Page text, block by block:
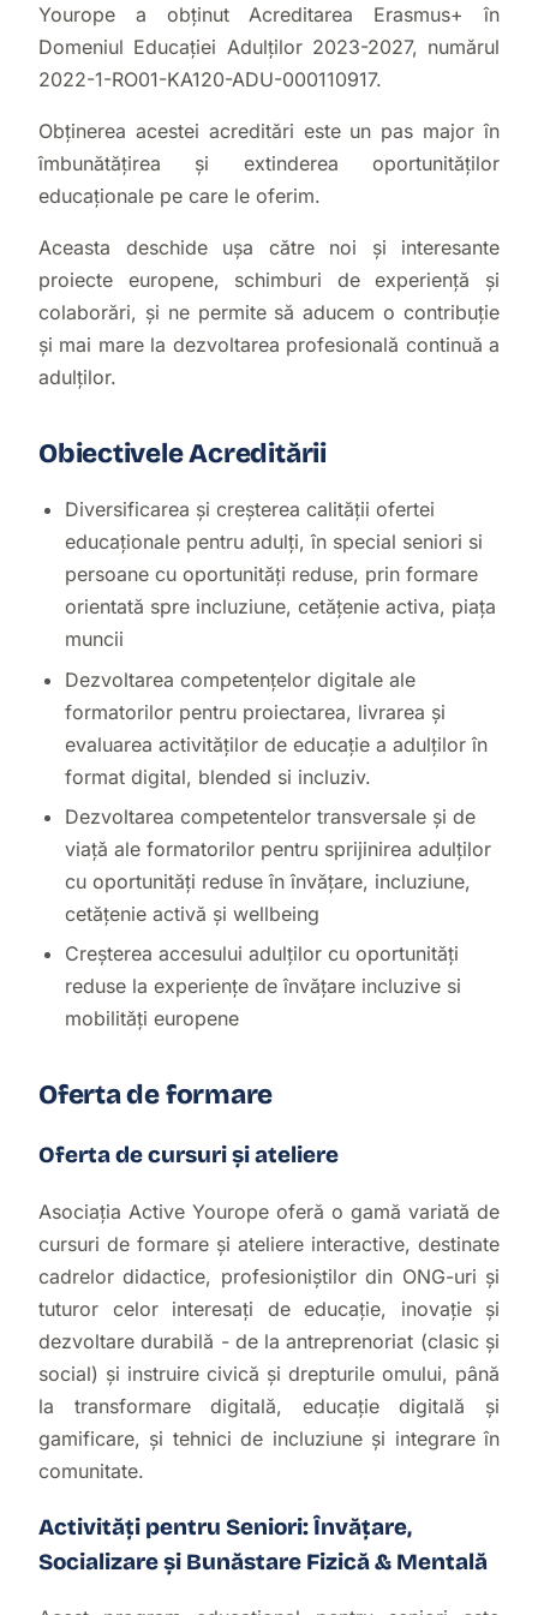
Yourope a obținut Acreditarea Erasmus+ în
Domeniul Educației Adulților 2023-2027, numărul
2022-1-RO01-KA120-ADU-000110917.
Obținerea acestei acreditări este un pas major în
îmbunătățirea și extinderea oportunităților
educaționale pe care le oferim.
Aceasta deschide ușa către noi și interesante
proiecte europene, schimburi de experiență și
colaborări, și ne permite să aducem o contribuție
și mai mare la dezvoltarea profesională continuă a
adulților.
Obiectivele Acreditării
Diversificarea și creșterea calității ofertei
educaționale pentru adulți, în special seniori si
persoane cu oportunități reduse, prin formare
orientată spre incluziune, cetățenie activa, piața
muncii
Dezvoltarea competențelor digitale ale
formatorilor pentru proiectarea, livrarea și
evaluarea activităților de educație a adulților în
format digital, blended si incluziv.
Dezvoltarea competentelor transversale și de
viață ale formatorilor pentru sprijinirea adulților
cu oportunități reduse în învățare, incluziune,
cetățenie activă și wellbeing
Creșterea accesului adulților cu oportunități
reduse la experiențe de învățare incluzive si
mobilități europene
Oferta de formare
Oferta de cursuri și ateliere
Asociația Active Yourope oferă o gamă variată de
cursuri de formare și ateliere interactive, destinate
cadrelor didactice, profesioniștilor din ONG-uri și
tuturor celor interesați de educație, inovație și
dezvoltare durabilă - de la antreprenoriat (clasic și
social) și instruire civică și drepturile omului, până
la transformare digitală, educație digitală și
gamificare, și tehnici de incluziune și integrare în
comunitate.
Activități pentru Seniori: Învățare,
Socializare și Bunăstare Fizică & Mentală